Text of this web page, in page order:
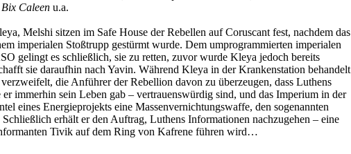
Bix Caleenu.a.
Melshi sitzen im Safe House der Rebellen auf Coruscant fest, nachdem das
imperialen Stoßtrupp gestürmt wurde. Dem umprogrammierten imperialen
gelingt es schließlich, sie zu retten, zuvor wurde Kleya jedoch bereits
sie daraufhin nach Yavin. Während Kleya in der Krankenstation behandelt
die Anführer der Rebellion davon zu überzeugen, dass Luthens
immerhin sein Leben gab – vertrauenswürdig sind, und das Imperium in der
eines Energieprojekts eine Massenvernichtungswaffe, den sogenannten
Schließlich erhält er den Auftrag, Luthens Informationen nachzugehen – eine
Tivik auf dem Ring von Kafrene führen wird…